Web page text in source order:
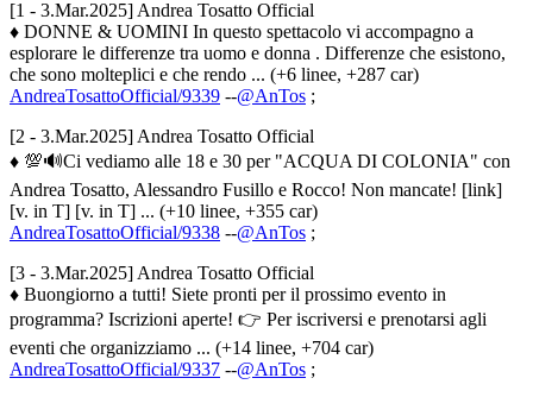
[1 - 3.Mar.2025] Andrea Tosatto Official
♦ DONNE & UOMINI In questo spettacolo vi accompagno a
esplorare le differenze tra uomo e donna . Differenze che esistono,
che sono molteplici e che rendo ... (+6 linee, +287 car)
AndreaTosattoOfficial/9339 --@AnTos ;
[2 - 3.Mar.2025] Andrea Tosatto Official
♦ 💯🔊Ci vediamo alle 18 e 30 per "ACQUA DI COLONIA" con
Andrea Tosatto, Alessandro Fusillo e Rocco! Non mancate! [link]
[v. in T] [v. in T] ... (+10 linee, +355 car)
AndreaTosattoOfficial/9338 --@AnTos ;
[3 - 3.Mar.2025] Andrea Tosatto Official
♦ Buongiorno a tutti! Siete pronti per il prossimo evento in
programma? Iscrizioni aperte! 👉 Per iscriversi e prenotarsi agli
eventi che organizziamo ... (+14 linee, +704 car)
AndreaTosattoOfficial/9337 --@AnTos ;